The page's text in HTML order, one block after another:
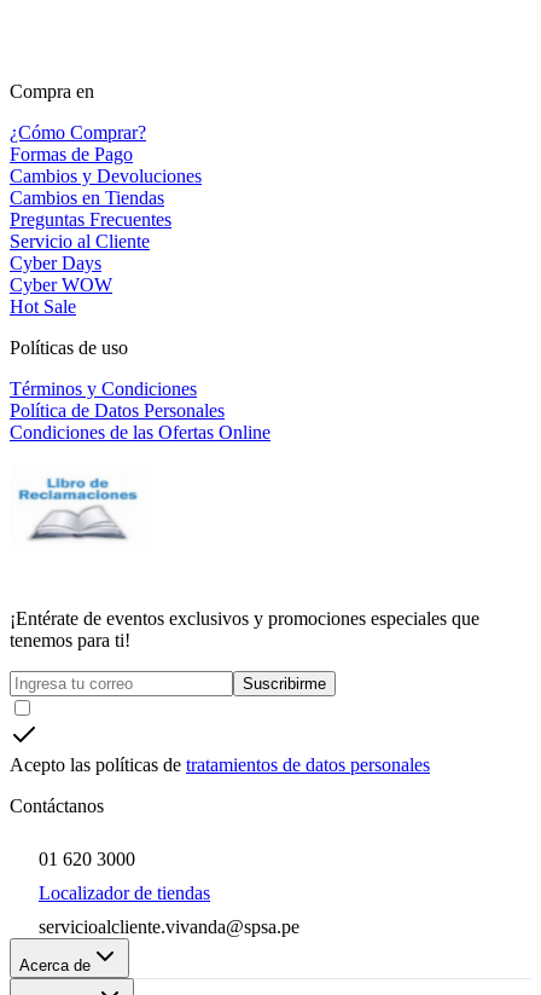
Compra en
¿Cómo Comprar?
Formas de Pago
Cambios y Devoluciones
Cambios en Tiendas
Preguntas Frecuentes
Servicio al Cliente
Cyber Days
Cyber WOW
Hot Sale
Políticas de uso
Términos y Condiciones
Política de Datos Personales
Condiciones de las Ofertas Online
¡Entérate de eventos exclusivos y promociones especiales que
tenemos para ti!
Suscribirme
Acepto las políticas de tratamientos de datos personales
Contáctanos
01 620 3000
Localizador de tiendas
servicioalcliente.vivanda@spsa.pe
Acerca de